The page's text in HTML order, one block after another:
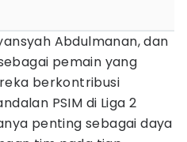
Abdulmanan, dan
pemain yang
berkontribusi
PSIM di Liga 2
penting sebagai daya